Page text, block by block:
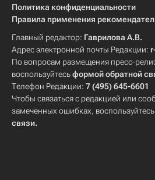
Политика конфиденциальности
Правила применения
Главный редактор: Гаврилова А.В.
Адрес электронной почты Редакции:
По вопросам размещения пресс-
воспользуйтесьформой обратной
Телефон Редакции: 7 (495) 645-6601
Чтобы связаться с редакцией или
замеченных ошибках, воспользуйтесь
связи.